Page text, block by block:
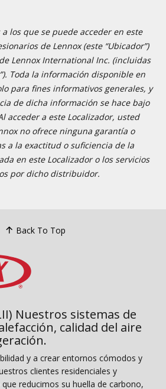
los que se puede acceder en este
de Lennox (este “Ubicador”)
Lennox International Inc. (incluidas
Toda la información disponible en
para fines informativos generales, y
de dicha información se hace bajo
acceder a este Localizador, usted
no ofrece ninguna garantía o
a la exactitud o suficiencia de la
en este Localizador o los servicios
por dicho distribuidor.
Back To Top
Nuestros sistemas de
calidad del aire
y a crear entornos cómodos y
clientes residenciales y
reducimos su huella de carbono,